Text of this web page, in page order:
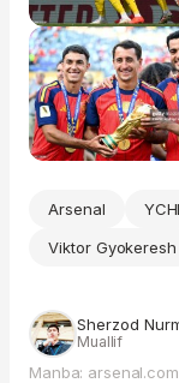
Arsenal YCHL
Viktor Gyokeresh
Sherzod
Muallif
Manba: arsenal.com